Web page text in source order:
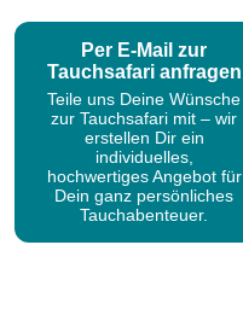
Per E-Mail zur
Tauchsafari anfragen
Teile uns Deine Wünsche
zur Tauchsafari mit – wir
erstellen Dir ein
individuelles,
hochwertiges Angebot für
Dein ganz persönliches
Tauchabenteuer.